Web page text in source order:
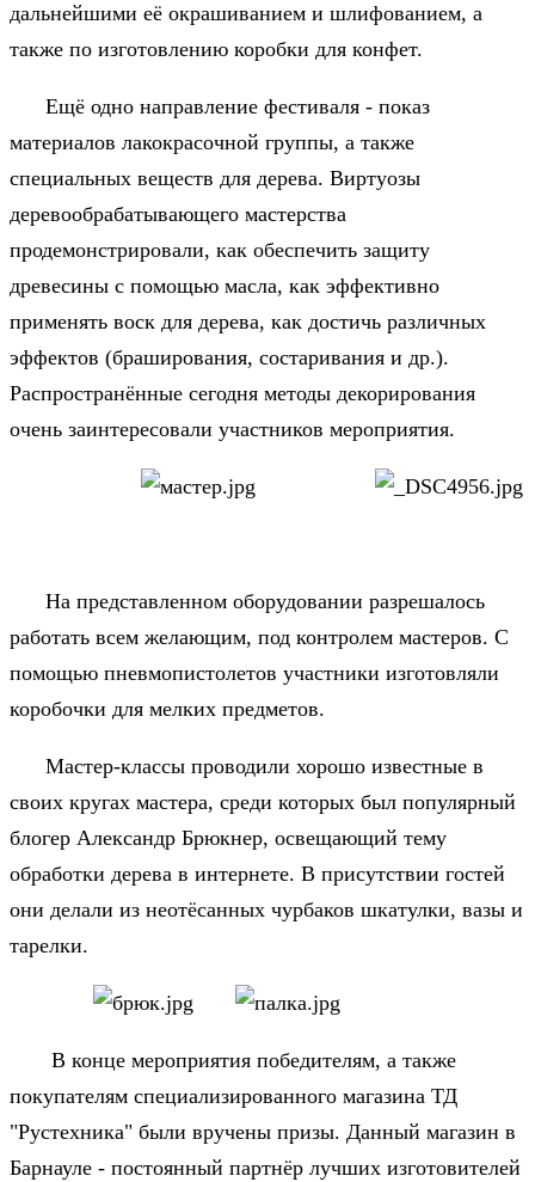
дальнейшими её окрашиванием и шлифованием, а
также по изготовлению коробки для конфет.
Ещё одно направление фестиваля - показ
материалов лакокрасочной группы, а также
специальных веществ для дерева. Виртуозы
деревообрабатывающего мастерства
продемонстрировали, как обеспечить защиту
древесины с помощью масла, как эффективно
применять воск для дерева, как достичь различных
эффектов (браширования, состаривания и др.).
Распространённые сегодня методы декорирования
очень заинтересовали участников мероприятия.
На представленном оборудовании разрешалось
работать всем желающим, под контролем мастеров. С
помощью пневмопистолетов участники изготовляли
коробочки для мелких предметов.
Мастер-классы проводили хорошо известные в
своих кругах мастера, среди которых был популярный
блогер Александр Брюкнер, освещающий тему
обработки дерева в интернете. В присутствии гостей
они делали из неотёсанных чурбаков шкатулки, вазы и
тарелки.
В конце мероприятия победителям, а также
покупателям специализированного магазина ТД
"Рустехника" были вручены призы. Данный магазин в
Барнауле - постоянный партнёр лучших изготовителей